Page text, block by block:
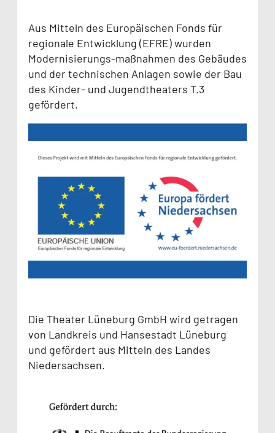
Aus Mitteln des Europäischen Fonds für
regionale Entwicklung (EFRE) wurden
Modernisierungs-maßnahmen des Gebäudes
und der technischen Anlagen sowie der Bau
des Kinder- und Jugendtheaters T.3
gefördert.
Die Theater Lüneburg GmbH wird getragen
von Landkreis und Hansestadt Lüneburg
und gefördert aus Mitteln des Landes
Niedersachsen.